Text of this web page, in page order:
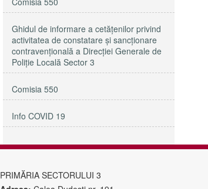
Ghidul de informare a cetățenilor privind
activitatea de constatare și sancționare
contravențională a Direcției Generale de
Poliție Locală Sector 3
Comisia 550
Info COVID 19
PRIMĂRIA SECTORULUI 3